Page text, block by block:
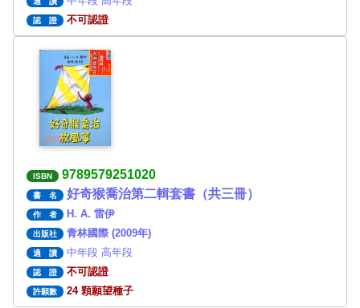
認 證 不可認證
ISBN 9789579251020
書 名 好奇猴喬治第二輯套書（共三冊）
作 者 H. A. 雷伊
出版社 青林國際 (2009年)
適 讀 中年段 高年段
認 證 不可認證
許願數 24 顆願望種子